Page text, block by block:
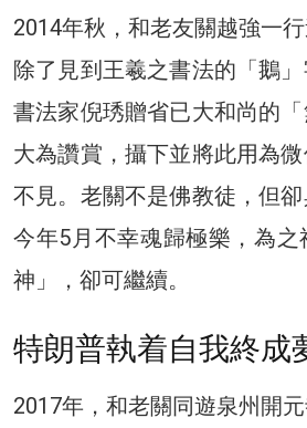
2014年秋，和老友關越強一
除了見到王羲之書法的「鵝
書法家倪琇贈省已大和尚的
大為讚賞，攝下並將此用為
不見。老關不是佛教徒，但卻
今年5月不幸魂歸極樂，為
神」，卻可繼續。
特朗普執着自我終成
2017年，和老關同遊泉州開